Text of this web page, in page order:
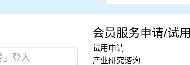
会员服务申请/试用
试用申请
产业研究谘询